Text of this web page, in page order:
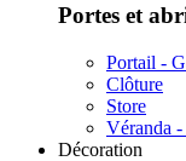
Portes et
Portail -
Clôture
Store
Véranda -
Décoration